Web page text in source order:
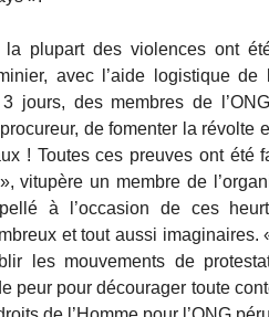
plupart des violences ont
avec l’aide logistique
jours, des membres de
de fomenter la
! Toutes ces preuves ont
vitupère un membre de
à l’occasion de ces
et tout aussi
les mouvements de
peur pour décourager toute